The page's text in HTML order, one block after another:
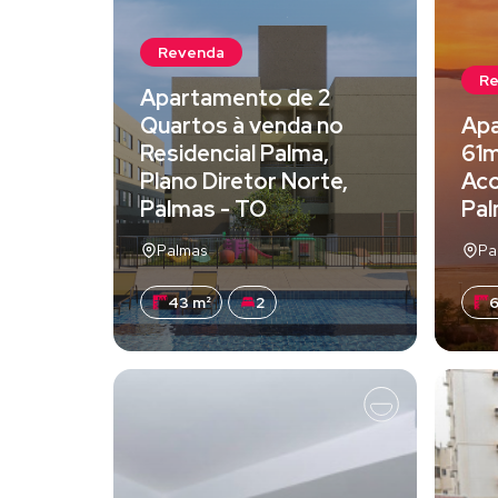
Revenda
Apartamento de 2
Quartos à venda no
Residencial Palma,
Plano Diretor Norte,
Palmas - TO
Palmas
43 m² 2